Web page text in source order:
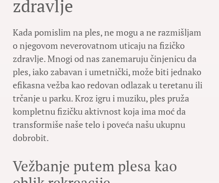
zdravlje
Kada pomislim na ples, ne mogu a ne razmišljam
o njegovom neverovatnom uticaju na fizičko
zdravlje. Mnogi od nas zanemaruju činjenicu da
ples, iako zabavan i umetnički, može biti jednako
efikasna vežba kao redovan odlazak u teretanu ili
trčanje u parku. Kroz igru i muziku, ples pruža
kompletnu fizičku aktivnost koja ima moć da
transformiše naše telo i poveća našu ukupnu
dobrobit.
Vežbanje putem plesa kao